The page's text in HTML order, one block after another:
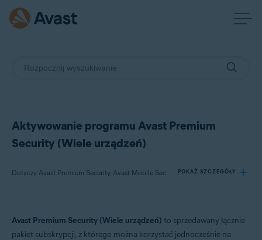
Aktywowanie programu Avast Premium
Security (Wiele urządzeń)
Dotyczy Avast Premium Security, Avast Mobile Security Premium POKAŻ SZCZEGÓŁY
Produkty:
Avast Premium Security
Avast Premium Security (Wiele urządzeń) to sprzedawany łącznie
pakiet subskrypcji, z którego można korzystać jednocześnie na